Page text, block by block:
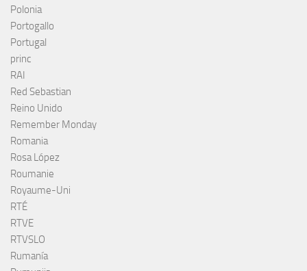
Polonia
Portogallo
Portugal
princ
RAI
Red Sebastian
Reino Unido
Remember Monday
Romania
Rosa López
Roumanie
Royaume-Uni
RTÉ
RTVE
RTVSLO
Rumanía